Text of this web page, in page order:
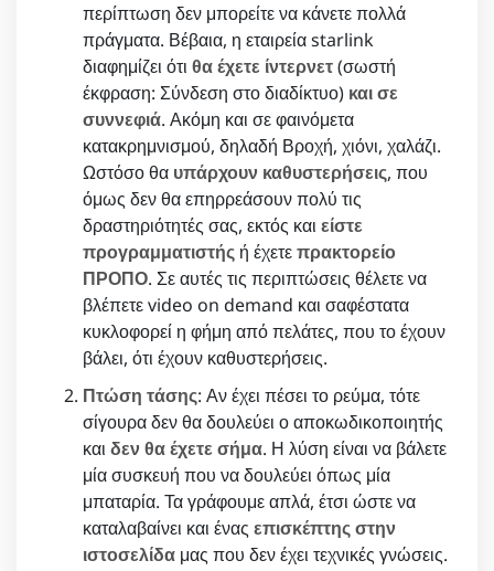
περίπτωση δεν μπορείτε να κάνετε πολλά
πράγματα. Βέβαια, η εταιρεία starlink
διαφημίζει ότι θα έχετε ίντερνετ(σωστή
έκφραση: Σύνδεση στο διαδίκτυο) και σε
συννεφιά. Ακόμη και σε φαινόμετα
κατακρημνισμού, δηλαδή Βροχή, χιόνι, χαλάζι.
Ωστόσο θα υπάρχουν καθυστερήσεις, που
όμως δεν θα επηρρεάσουν πολύ τις
δραστηριότητές σας, εκτός και είστε
προγραμματιστής ή έχετεπρακτορείο
ΠΡΟΠΟ. Σε αυτές τις περιπτώσεις θέλετε να
βλέπετε video on demand και σαφέστατα
κυκλοφορεί η φήμη από πελάτες, που το έχουν
βάλει, ότι έχουν καθυστερήσεις.
Πτώση τάσης: Αν έχει πέσει το ρεύμα, τότε
σίγουρα δεν θα δουλεύει ο αποκωδικοποιητής
και δεν θα έχετε σήμα. Η λύση είναι να βάλετε
μία συσκευή που να δουλεύει όπως μία
μπαταρία. Τα γράφουμε απλά, έτσι ώστε να
καταλαβαίνει και ένας επισκέπτης στην
ιστοσελίδα μας που δεν έχει τεχνικές γνώσεις.